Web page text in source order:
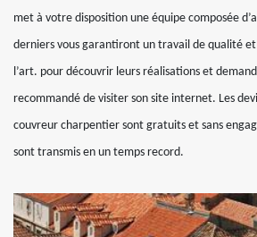
met à votre disposition une équipe composée
derniers vous garantiront un travail de qualité
l’art. pour découvrir leurs réalisations et
recommandé de visiter son site internet. Les
couvreur charpentier sont gratuits et sans
sont transmis en un temps record.